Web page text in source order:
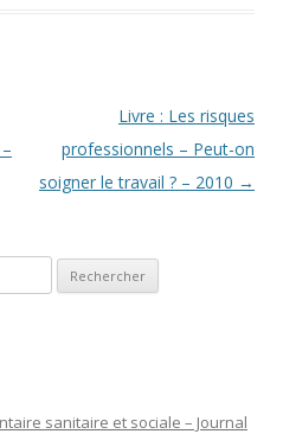
Livre : Les risques
professionnels – Peut-on
soigner le travail ? – 2010 →
sanitaire et sociale – Journal